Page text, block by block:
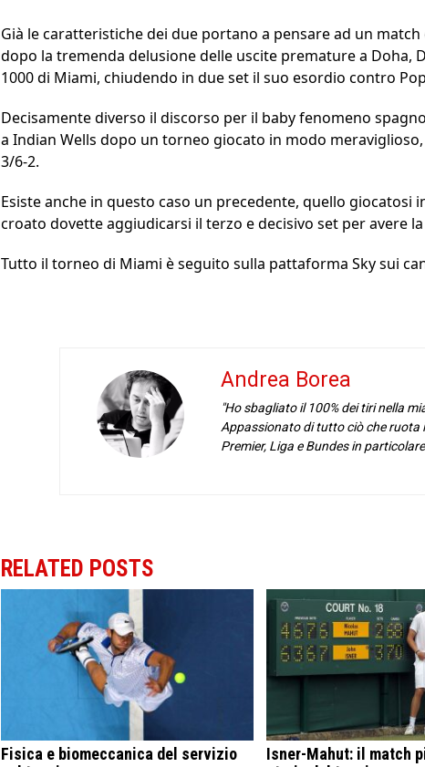
Già le caratteristiche dei due portano a pensare ad un
dopo la tremenda delusione delle uscite premature a Doha,
1000 di Miami, chiudendo in due set il suo esordio contro
Decisamente diverso il discorso per il baby fenomeno
a Indian Wells dopo un torneo giocato in modo
3/6-2.
Esiste anche in questo caso un precedente, quello giocatosi
croato dovette aggiudicarsi il terzo e decisivo set per avere
Tutto il torneo di Miami è seguito sulla pattaforma Sky sui
Andrea Borea
"Ho sbagliato il 100% dei tiri nella
Appassionato di tutto ciò che ruota
Premier, Liga e Bundes in
RELATED POSTS
Fisica e biomeccanica del servizio
Isner-Mahut: il match